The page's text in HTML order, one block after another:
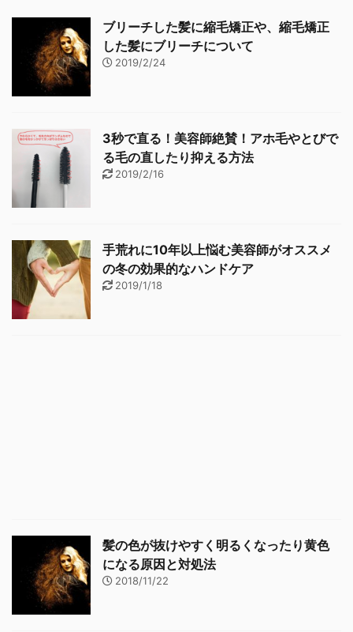
ブリーチした髪に縮毛矯正や、縮毛矯正
した髪にブリーチについて
2019/2/24
3秒で直る！美容師絶賛！アホ毛やとびで
る毛の直したり抑える方法
2019/2/16
手荒れに10年以上悩む美容師がオススメ
の冬の効果的なハンドケア
2019/1/18
髪の色が抜けやすく明るくなったり黄色
になる原因と対処法
2018/11/22